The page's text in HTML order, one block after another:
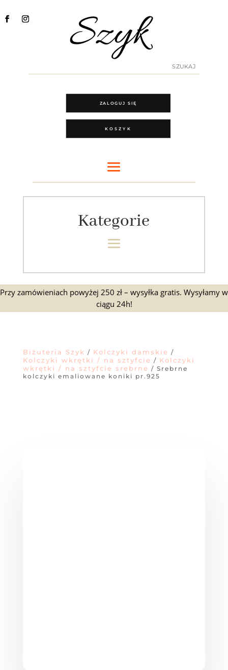
ZALOGUJ SIĘ
KOSZYK
Kategorie
Przy zamówieniach powyżej 250 zł – wysyłka gratis. Wysyłamy w
ciągu 24h!
Biżuteria Szyk / Kolczyki damskie /
Kolczyki wkrętki / na sztyfcie / Kolczyki
wkrętki / na sztyfcie srebrne / Srebrne
kolczyki emaliowane koniki pr.925